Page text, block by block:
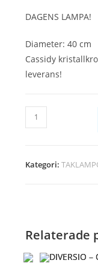
3,990
DAGENS LAMPA!
Diameter: 40 cm
Cassidy
leverans!
DAGENS
LAMPA
Kategori:
Relaterade